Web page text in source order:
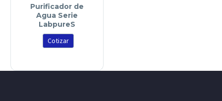
Purificador de
Agua Serie
LabpureS
Cotizar